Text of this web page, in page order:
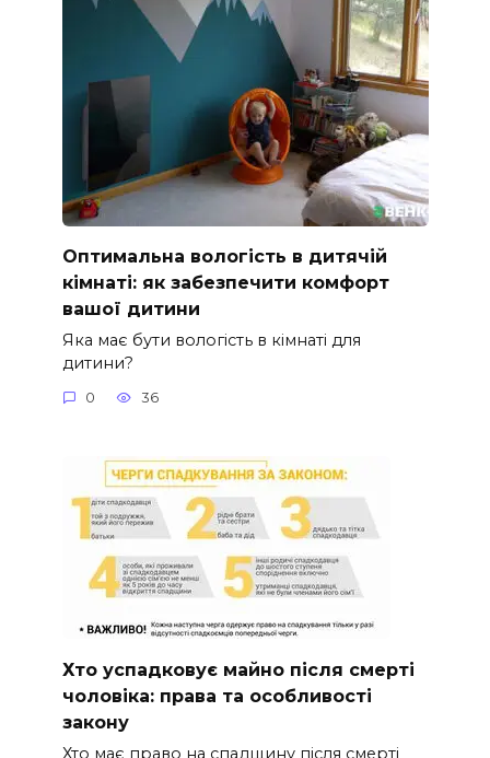
Оптимальна вологість в дитячій
кімнаті: як забезпечити комфорт
вашої дитини
Яка має бути вологість в кімнаті для
дитини?
0 36
Хто успадковує майно після смерті
чоловіка: права та особливості
закону
Хто має право на спадщину після смерті